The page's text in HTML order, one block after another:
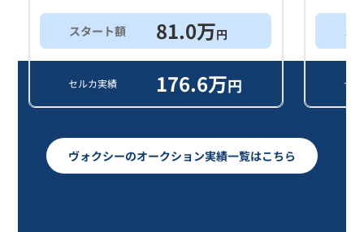
スタート額 81.0万円
セルカ実績 176.6万円 セ
ヴォクシーのオークション実績一覧はこちら